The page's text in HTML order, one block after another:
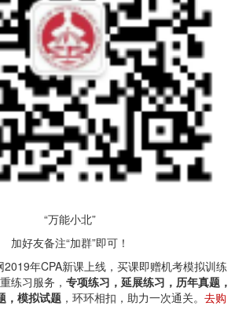
“万能小北”
加好友备注“加群”即可！
年CPA新课上线，买课即赠机考模拟训练
练习服务， 专项练习，延展练习，历年真题，
，模拟试题 ，环环相扣，助力一次通关。 去购